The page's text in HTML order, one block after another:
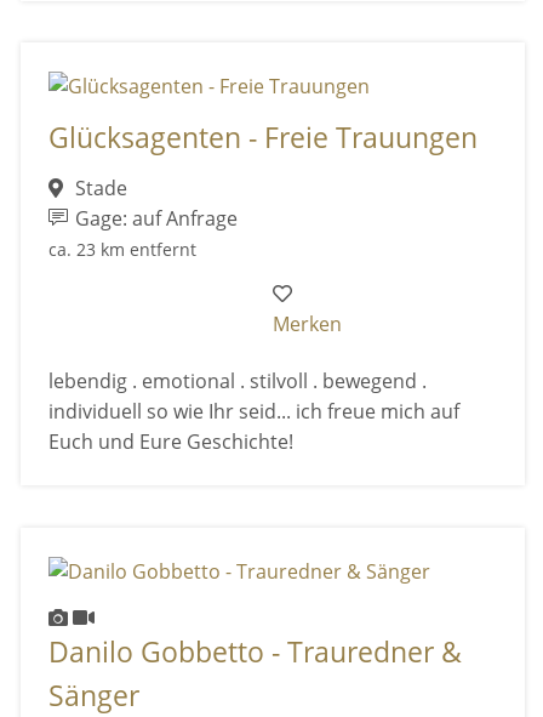
Glücksagenten - Freie Trauungen
Stade
Gage: auf Anfrage
ca. 23 km entfernt
Merken
lebendig . emotional . stilvoll . bewegend .
individuell so wie Ihr seid... ich freue mich auf
Euch und Eure Geschichte!
Danilo Gobbetto - Trauredner &
Sänger